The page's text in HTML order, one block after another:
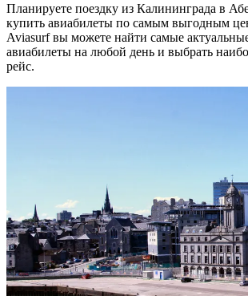
Планируете поездку из Калининграда в
купить авиабилеты по самым выгодным
Aviasurf вы можете найти самые
авиабилеты на любой день и выбрать
рейс.